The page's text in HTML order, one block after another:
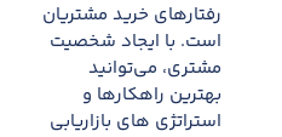
رفتارهای خرید مشتریان
است. با ایجاد شخصیت
مشتری، می‌توانید
بهترین راهکارها و
استراتژی های بازاریابی